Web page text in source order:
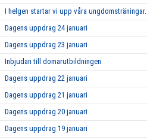
I helgen startar vi upp våra ungdomsträningar.
Dagens uppdrag 24 januari
Dagens uppdrag 23 januari
Inbjudan till domarutbildningen
Dagens uppdrag 22 januari
Dagens uppdrag 21 januari
Dagens uppdrag 20 januari
Dagens uppdrag 19 januari